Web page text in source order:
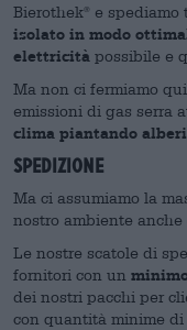
Bierothek®
e spediamo
isolato in modo
elettricità possibile e
Ma non ci fermiamo
emissioni di gas serra
clima piantando
Spedizione
Ma ci assumiamo la
nostro ambiente
Le nostre scatole di
fornitori con un
dei nostri pacchi per
con quantità minime di